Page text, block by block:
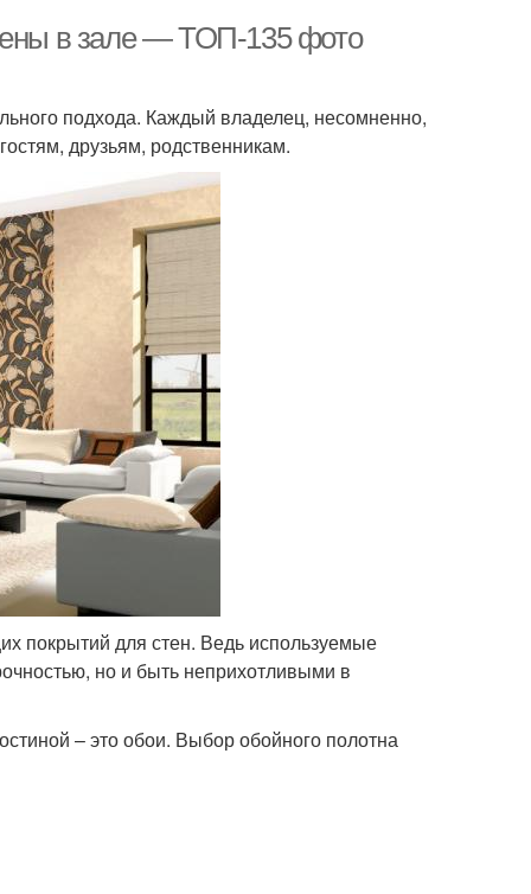
в зале — ТОП-135 фото
подхода. Каждый владелец, несомненно,
друзьям, родственникам.
покрытий для стен. Ведь используемые
но и быть неприхотливыми в
– это обои. Выбор обойного полотна